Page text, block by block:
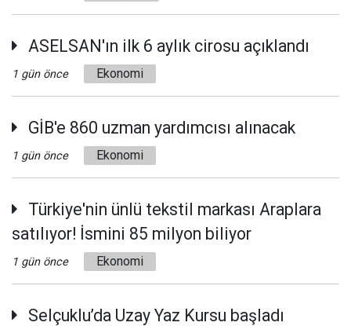
ASELSAN'ın ilk 6 aylık cirosu açıklandı
1 gün önce Ekonomi
GİB'e 860 uzman yardımcısı alınacak
1 gün önce Ekonomi
Türkiye'nin ünlü tekstil markası Araplara
satılıyor! İsmini 85 milyon biliyor
1 gün önce Ekonomi
Selçuklu’da Uzay Yaz Kursu başladı